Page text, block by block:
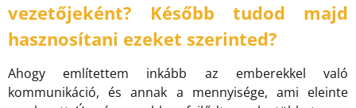
vezetőjeként? Később tudod majd
hasznosítani ezeket szerinted?
Ahogy említettem inkább az emberekkel való
kommunikáció, és annak a mennyisége, ami eleinte